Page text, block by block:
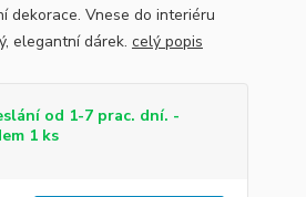
dekorace. Vnese do interiéru
elegantní dárek. celý popis
od 1-7 prac. dní. -
1 ks